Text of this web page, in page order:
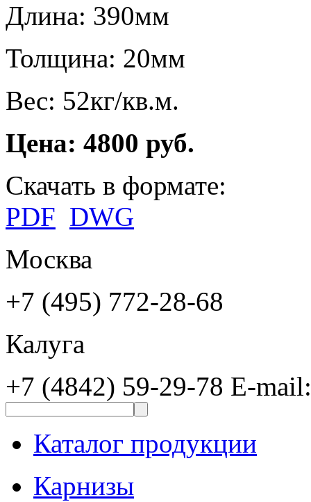
Длина: 390мм
Толщина: 20мм
Вес: 52кг/кв.м.
Цена: 4800 руб.
Скачать в формате:
PDF DWG
Москва
+7 (495) 772-28-68
Калуга
+7 (4842) 59-29-78 E-
Каталог продукции
Карнизы